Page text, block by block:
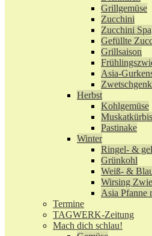
Grillgemüse
Zucchini
Zucchini
Gefüllte
Grillsaison
Asia-
Herbst
Kohlgemüse
Muskatkürbis
Pastinake
Winter
Ringel- &
Grünkohl
Weiß- &
Wirsing
Asia Pfanne
Termine
TAGWERK-Zeitung
Mach dich schlau!